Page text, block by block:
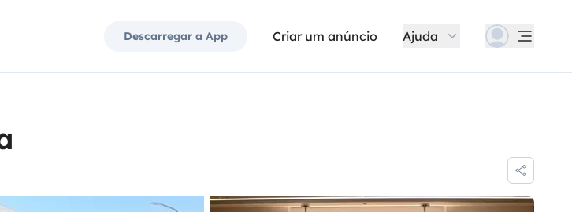
Descarregar a App Criar um anúncio Ajuda